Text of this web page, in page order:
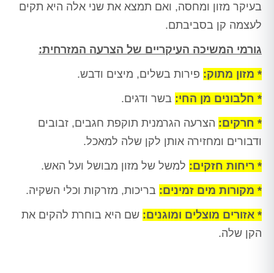
בעיקר מזון ומחסה, ואם תמצא את שני אלה היא תקים
לעצמה קן בסביבתם.
גורמי המשיכה העיקריים של הצרעה המזרחית:
* מזון מתוק: פירות בשלים, מיצים ודבש.
* חלבונים מן החי: בשר ודגים.
* חרקים: הצרעה הגרמנית תוקפת חגבים, זבובים
ודבורים ומחזירה אותן לקן שלה למאכל.
* ריחות חזקים: למשל של מזון מבושל ועל האש.
* מקורות מים זמינים: בריכות, מזרקות וכלי השקיה.
* אזורים מוצלים ומוגנים: שם היא בוחרת להקים את
הקן שלה.